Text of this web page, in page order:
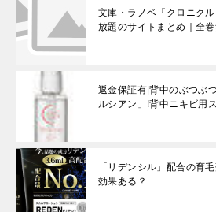
文庫・ラノベ『クロニク
放題のサイトまとめ｜全
返金保証有|背中のぶつぶ
ルシアン」!背中ニキビ用
「リデンシル」配合の育
効果ある？